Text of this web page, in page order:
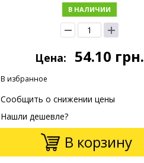
В НАЛИЧИИ
Цена: 54.10 грн.
В избранное
Сообщить о снижении цены
Нашли дешевле?
В корзину